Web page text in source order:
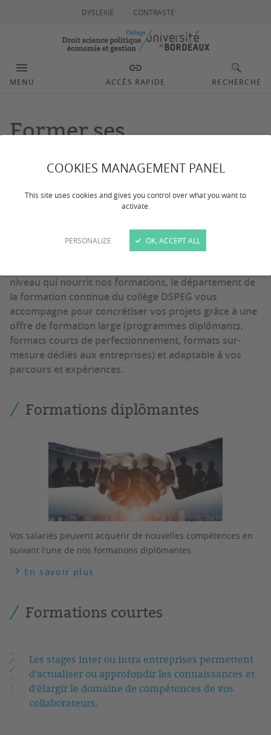
COOKIES MANAGEMENT PANEL
This site uses cookies and gives you control over what you want to
activate.
PERSONALIZE OK, ACCEPT ALL
DYSLEXIE CONTRASTE
MENU ACCÈS RAPIDE RECHERCHE
Former ses
collaborateurs
le 04/11/2025
Adapter et développer vos compétences et celles de
vos collaborateurs est notre métier. En synergie avec
niveau qui nourrit nos formations, le département de
la formation continue du collège DSPEG vous
accompagne pour concrétiser vos projets grâce à une
offre de formation large (programmes diplômants,
formats courts de perfectionnement, formats sur-
mesure dédiés aux entreprises) et adaptable à vos
parcours et expériences.
Formations diplômantes
Vos salariés peuvent acquérir de nouvelles compétences en
suivant l'une de nos formations diplômantes.
En savoir plus
Formations courtes
Les stages inter ou intra entreprises permettent
d'actualiser ou approfondir les connaissances et
d'élargir le domaine de compétences de vos
collaborateurs.